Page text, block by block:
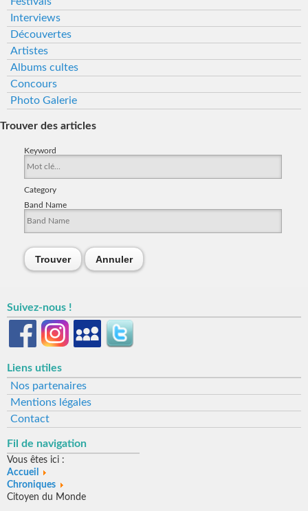
Interviews
Découvertes
Artistes
Albums cultes
Concours
Photo Galerie
Trouver des articles
Keyword
Category
Band Name
Trouver Annuler
Suivez-nous !
Liens utiles
Nos partenaires
Mentions légales
Contact
Fil de navigation
Vous êtes ici :
Accueil
Chroniques
Citoyen du Monde